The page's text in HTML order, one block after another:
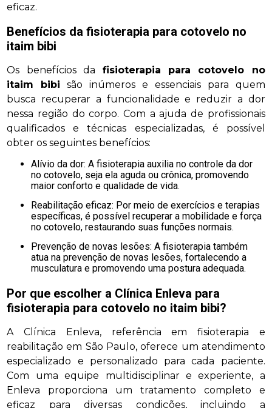
eficaz.
Benefícios dafisioterapia para cotovelo no
itaim bibi
Os benefícios da fisioterapia para cotovelo no
itaim bibi são inúmeros e essenciais para quem
busca recuperar a funcionalidade e reduzir a dor
nessa região do corpo. Com a ajuda de profissionais
qualificados e técnicas especializadas, é possível
obter os seguintes benefícios:
Alívio da dor: A fisioterapia auxilia no controle da dor
no cotovelo, seja ela aguda ou crônica, promovendo
maior conforto e qualidade de vida.
Reabilitação eficaz: Por meio de exercícios e terapias
específicas, é possível recuperar a mobilidade e força
no cotovelo, restaurando suas funções normais.
Prevenção de novas lesões: A fisioterapia também
atua na prevenção de novas lesões, fortalecendo a
musculatura e promovendo uma postura adequada.
Por que escolher a Clínica Enleva para
fisioterapia para cotovelo no itaim bibi?
A Clínica Enleva, referência em fisioterapia e
reabilitação em São Paulo, oferece um atendimento
especializado e personalizado para cada paciente.
Com uma equipe multidisciplinar e experiente, a
Enleva proporciona um tratamento completo e
eficaz para diversas condições, incluindo a